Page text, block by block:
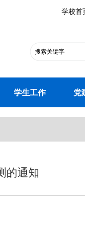
学校首
学生工作 党
的通知